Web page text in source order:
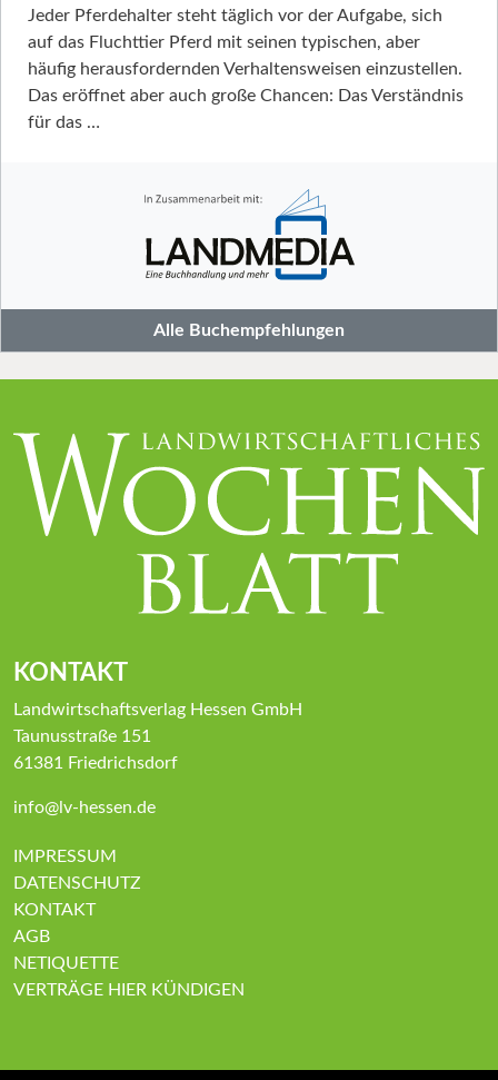
Jeder Pferdehalter steht täglich vor der Aufgabe, sich
auf das Fluchttier Pferd mit seinen typischen, aber
häufig herausfordernden Verhaltensweisen einzustellen.
Das eröffnet aber auch große Chancen: Das Verständnis
für das …
Alle Buchempfehlungen
KONTAKT
Landwirtschaftsverlag Hessen GmbH
Taunusstraße 151
61381 Friedrichsdorf
info@lv-hessen.de
IMPRESSUM
DATENSCHUTZ
KONTAKT
AGB
NETIQUETTE
VERTRÄGE HIER KÜNDIGEN